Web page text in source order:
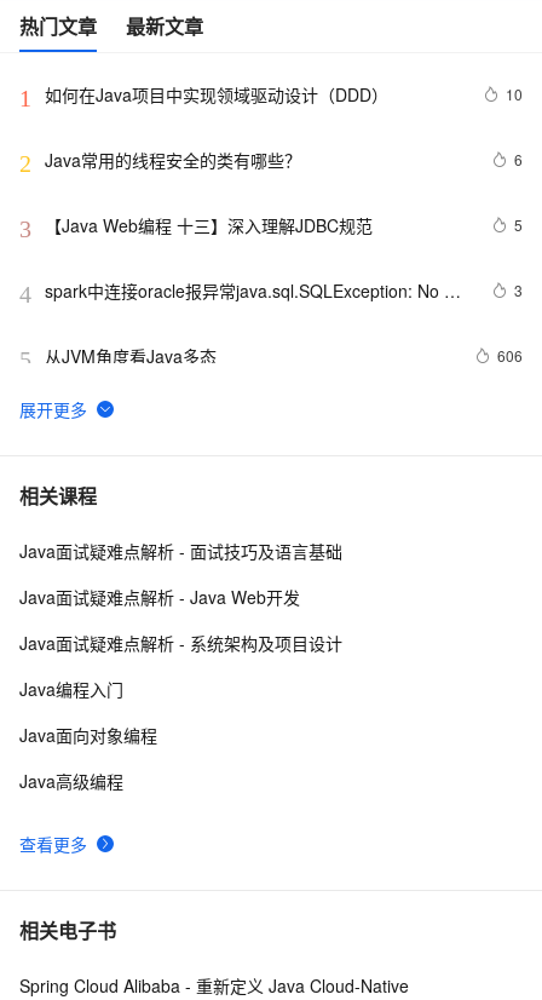
热门文章 最新文章
1 如何在Java项目中实现领域驱动设计（DDD） 10
2 Java常用的线程安全的类有哪些？ 6
3 【Java Web编程 十三】深入理解JDBC规范 5
4 spark中连接oracle报异常java.sql.SQLException: No
3
5 从JVM角度看Java多态 606
6 WebKit  上的JS直接使用Java Bean
7 Java 图书管理系统详解
8 Java线程：新特征-原子量
10java 中的多线程   内部类实现 数据共享 和 Runnable
相关课程
查看更多
Java面试疑难点解析 - 面试技巧及语言基础
Java面试疑难点解析 - Java Web开发
Java面试疑难点解析 - 系统架构及项目设计
Java编程入门
Java面向对象编程
Java高级编程
相关电子书
Spring Cloud Alibaba - 重新定义 Java Cloud-Native